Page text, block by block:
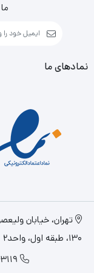
نمادهای ما
تهران، خيابان
130، طبقه اول، واحد2